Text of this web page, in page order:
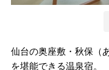
仙台の奥座敷・秋保（
を堪能できる温泉宿。